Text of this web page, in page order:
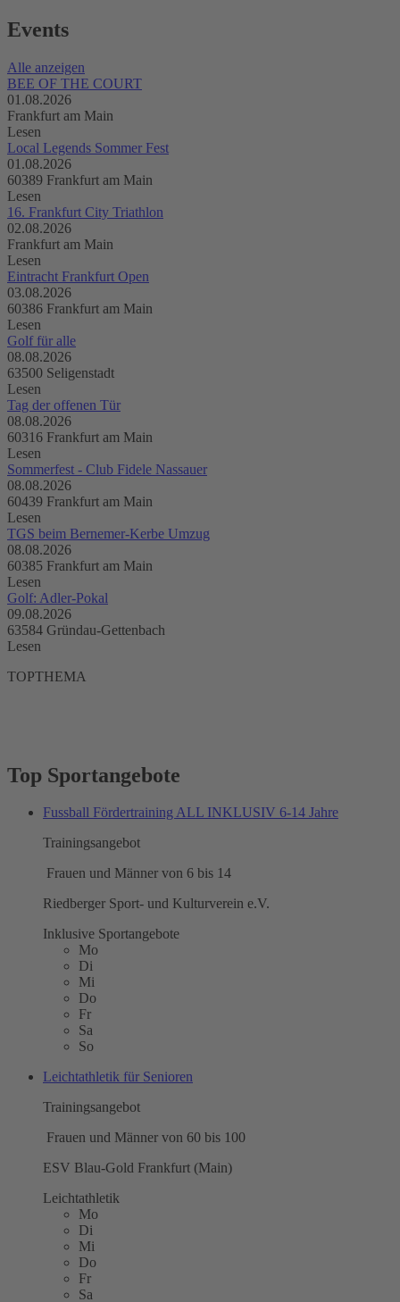
Events
Alle anzeigen
BEE OF THE COURT
01.08.2026
Frankfurt am Main
Lesen
Local Legends Sommer Fest
01.08.2026
60389 Frankfurt am Main
Lesen
16. Frankfurt City Triathlon
02.08.2026
Frankfurt am Main
Lesen
Eintracht Frankfurt Open
03.08.2026
60386 Frankfurt am Main
Lesen
Golf für alle
08.08.2026
63500 Seligenstadt
Lesen
Tag der offenen Tür
08.08.2026
60316 Frankfurt am Main
Lesen
Sommerfest - Club Fidele Nassauer
08.08.2026
60439 Frankfurt am Main
Lesen
TGS beim Bernemer-Kerbe Umzug
08.08.2026
60385 Frankfurt am Main
Lesen
Golf: Adler-Pokal
09.08.2026
63584 Gründau-Gettenbach
Lesen
TOPTHEMA
Top Sportangebote
Fussball Fördertraining ALL INKLUSIV 6-14 Jahre
Trainingsangebot
Frauen und Männer von 6 bis 14
Riedberger Sport- und Kulturverein e.V.
Inklusive Sportangebote
Mo
Di
Mi
Do
Fr
Sa
So
Leichtathletik für Senioren
Trainingsangebot
Frauen und Männer von 60 bis 100
ESV Blau-Gold Frankfurt (Main)
Leichtathletik
Mo
Di
Mi
Do
Fr
Sa